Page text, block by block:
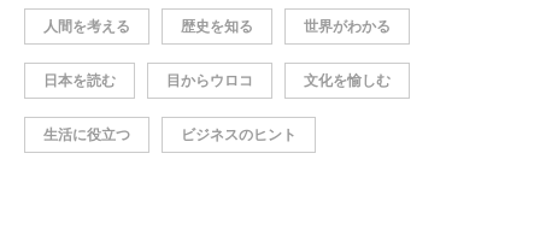
人間を考える 歴史を知る 世界がわかる
日本を読む 目からウロコ 文化を愉しむ
生活に役立つ ビジネスのヒント